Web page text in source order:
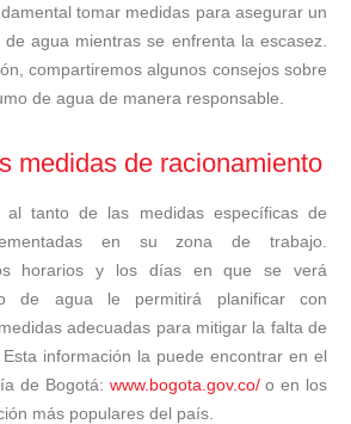
tomar medidas para asegurar un
agua mientras se enfrenta la escasez.
compartiremos algunos consejos sobre
de agua de manera responsable.
medidas de racionamiento
al tanto de las medidas específicas de
en su zona de trabajo.
horarios y los días en que se verá
de agua le permitirá planificar con
adecuadas para mitigar la falta de
información la puede encontrar en el
de Bogotá: www.bogota.gov.co/o en los
más populares del país.